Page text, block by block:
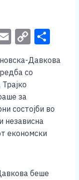
E
ai
l
C
o
p
n
k
ar
Давковa
со
за
состојби во
независна
економски
беше